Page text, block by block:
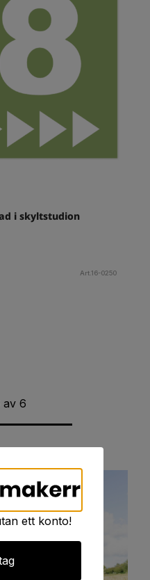
i skyltstudion
Art.16-0250
av 6
ett konto!